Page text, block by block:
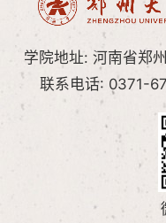
学院地址: 河南省郑
联系电话: 0371-